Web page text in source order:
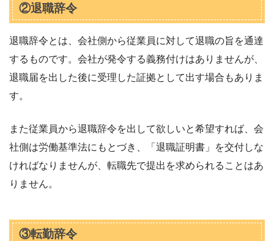
②退職辞令
退職辞令とは、会社側から従業員に対して退職の旨を通達
するものです。会社が発令する義務付けはありませんが、
退職届を出した後に受理した証拠として出す場合もありま
す。
また従業員から退職辞令を出して欲しいと希望すれば、会
社側は労働基準法にもとづき、「退職証明書」を交付しな
ければなりませんが、転職先で提出を求められることはあ
りません。
③転勤辞令